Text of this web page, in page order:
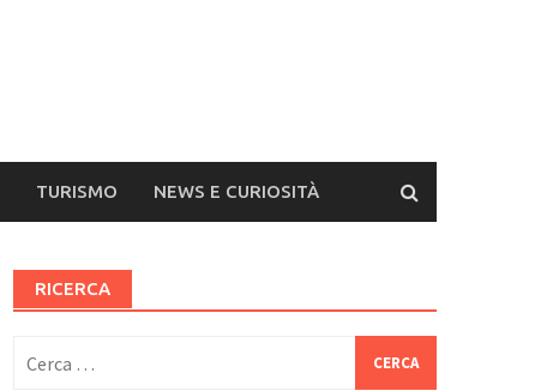
TURISMO NEWS E CURIOSITÀ
RICERCA
per: